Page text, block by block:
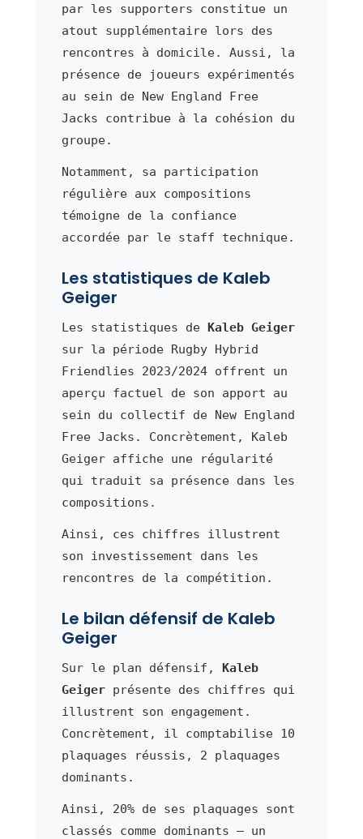
par les supporters constitue un
atout supplémentaire lors des
rencontres à domicile. Aussi, la
présence de joueurs expérimentés
au sein de New England Free
Jacks contribue à la cohésion du
groupe.
Notamment, sa participation
régulière aux compositions
témoigne de la confiance
accordée par le staff technique.
Les statistiques de Kaleb
Geiger
Les statistiques de Kaleb Geiger
sur la période Rugby Hybrid
Friendlies 2023/2024 offrent un
aperçu factuel de son apport au
sein du collectif de New England
Free Jacks. Concrètement, Kaleb
Geiger affiche une régularité
qui traduit sa présence dans les
compositions.
Ainsi, ces chiffres illustrent
son investissement dans les
rencontres de la compétition.
Le bilan défensif de Kaleb
Geiger
Sur le plan défensif, Kaleb
Geigerprésente des chiffres qui
illustrent son engagement.
Concrètement, il comptabilise 10
plaquages réussis, 2 plaquages
dominants.
Ainsi, 20% de ses plaquages sont
classés comme dominants — un